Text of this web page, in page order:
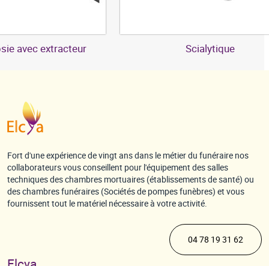
avec extracteur Scialytique
Fort d'une expérience de vingt ans dans le métier du funéraire nos
collaborateurs vous conseillent pour l'équipement des salles
techniques des chambres mortuaires (établissements de santé) ou
des chambres funéraires (Sociétés de pompes funèbres) et vous
fournissent tout le matériel nécessaire à votre activité.
04 78 19 31 62